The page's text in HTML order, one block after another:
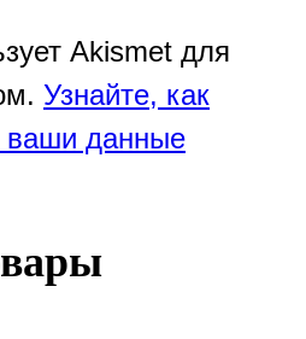
Akismet для
Узнайте, как
ваши данные